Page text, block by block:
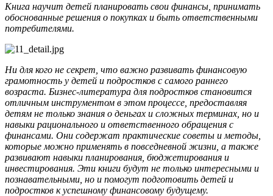
Книга научит детей планировать свои финансы, принимать
обоснованные решения о покупках и быть ответственными
потребителями.
Ни для кого не секрет, что важно развивать финансовую
грамотность у детей и подростков с самого раннего
возраста. Бизнес-литература для подростков становится
отличным инструментом в этом процессе, предоставляя
детям не только знания о деньгах и сложных терминах, но и
навыки рационального и ответственного обращения с
финансами. Они содержат практические советы и методы,
которые можно применять в повседневной жизни, а также
развивают навыки планирования, бюджетирования и
инвестирования. Эти книги будут не только интересными и
познавательными, но и помогут подготовить детей и
подростков к успешному финансовому будущему.